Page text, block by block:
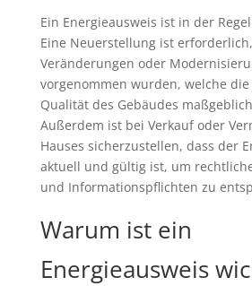
Ein Energieausweis ist in der
Eine Neuerstellung ist
Veränderungen oder
vorgenommen wurden, welche
Qualität des Gebäudes
Außerdem ist bei Verkauf oder
Hauses sicherzustellen, dass der
aktuell und gültig ist, um
und Informationspflichten zu
Warum ist ein
Energieausweis